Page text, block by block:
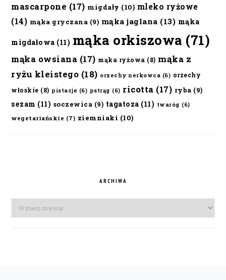
mascarpone (17) migdały (10) mleko ryżowe
(14) mąka gryczana (9) mąka jaglana (13) mąka
migdałowa (11) mąka orkiszowa (71)
mąka owsiana (17) mąka ryżowa (8) mąka z
ryżu kleistego (18) orzechy nerkowca (6) orzechy
włoskie (8) pistacje (6) pstrąg (6) ricotta (17) ryba (9)
sezam (11) soczewica (9) tagatoza (11) twaróg (6)
wegetariańskie (7) ziemniaki (10)
ARCHIWA
Archiwa